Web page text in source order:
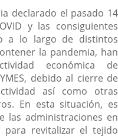
declarado el pasado 14
y las consiguientes
a lo largo de distintos
la pandemia, han
económica de
debido al cierre de
así como otras
En esta situación, es
las administraciones en
para revitalizar el tejido